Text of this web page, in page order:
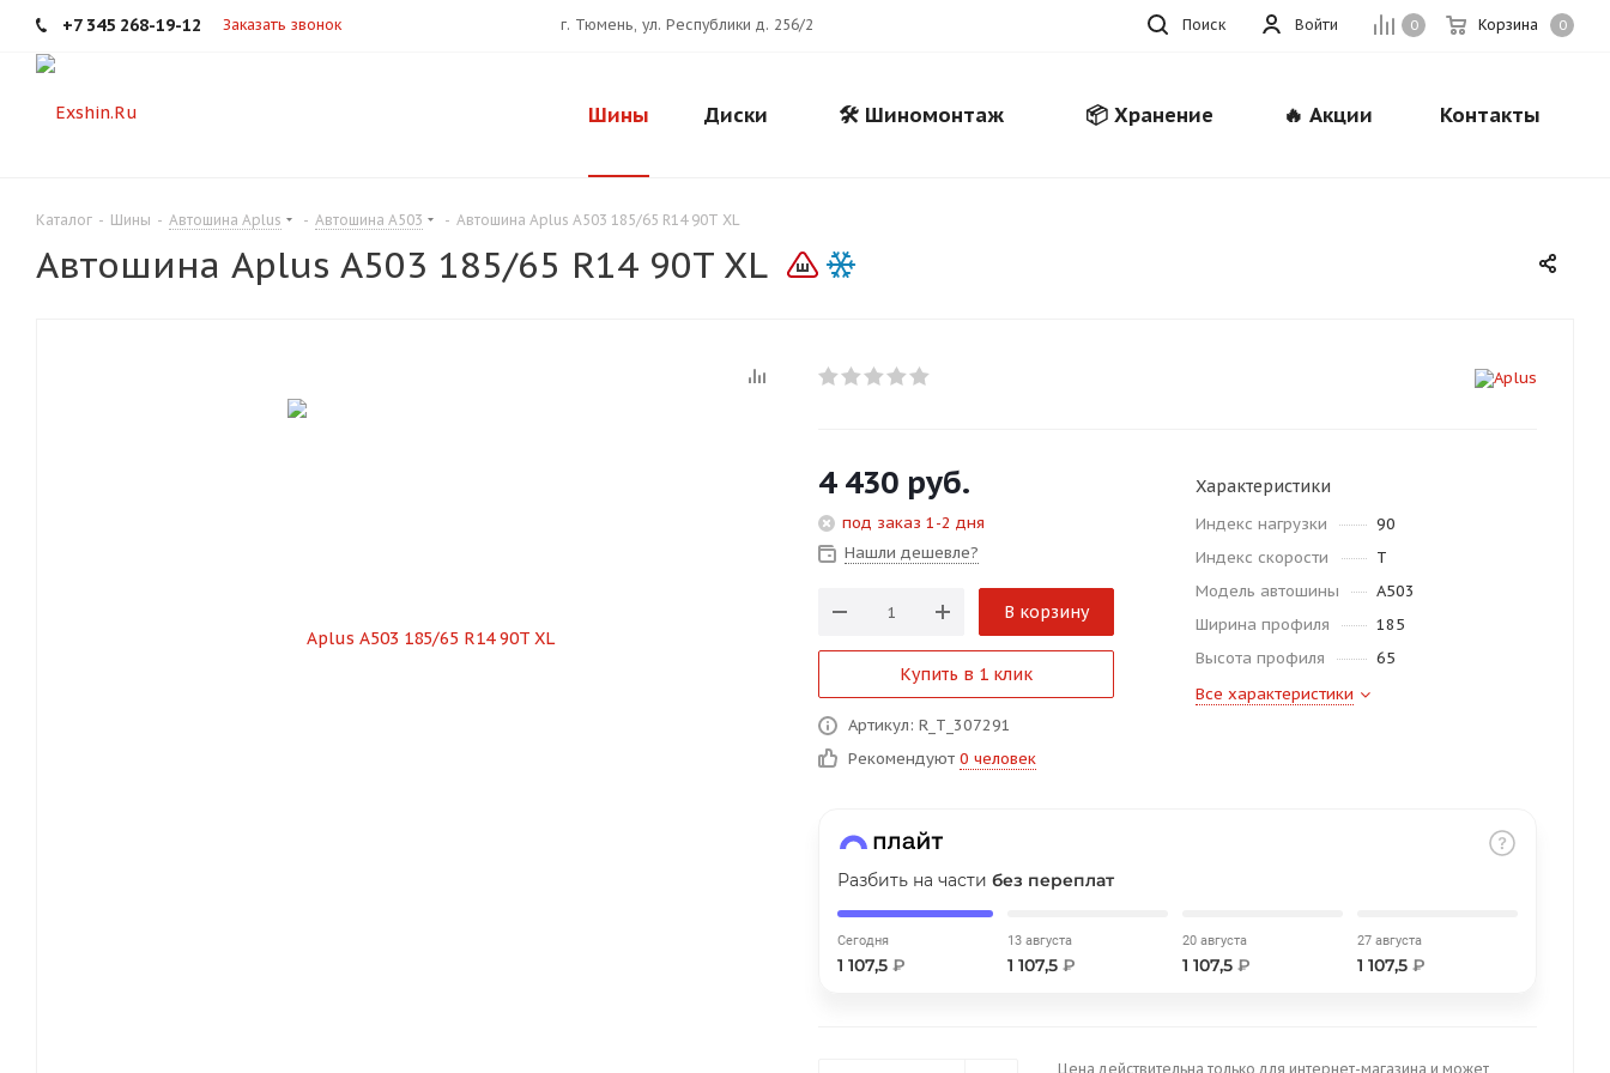
+7 345 268-19-12 Заказать звонок 0 Корзина 0
Войти
г. Тюмень, ул. Республики д. 256/2 Поиск
Шины Диски 🛠️ Шиномонтаж 📦 Хранение 🔥 Акции Контакты
Каталог - Шины - Автошина Aplus - Автошина A503 - Автошина Aplus A503 185/65 R14 90T XL
Автошина Aplus A503 185/65 R14 90T XL
4 430 руб.
под заказ 1-2 дня
Нашли дешевле?
В корзину
Купить в 1 клик
Артикул: R_T_307291
Рекомендуют 0 человек
Характеристики
Индекс нагрузки
90
Индекс скорости
T
Модель автошины
A503
Ширина профиля
185
Высота профиля
65
Все характеристики
Разбить на части без переплат
Сегодня
1 107,5 ₽
13 августа
1 107,5 ₽
20 августа
1 107,5 ₽
27 августа
1 107,5 ₽
Цена действительна только для интернет-магазина и может
без переплат
в корзину
Оплачивайте сегодня только